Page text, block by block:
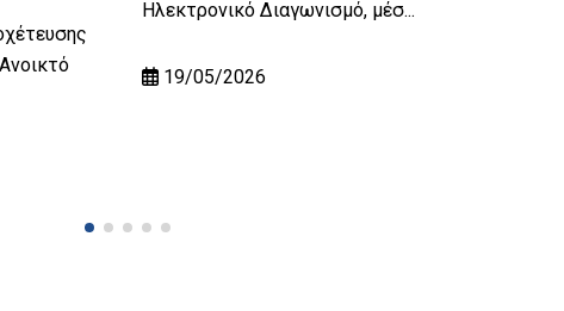
Ηλεκτρονικό Διαγωνισμό, μέσ...
19/05/2026